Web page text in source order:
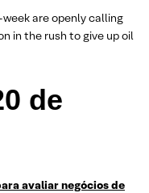
are openly calling
in the rush to give up oil
de
avaliar negócios de